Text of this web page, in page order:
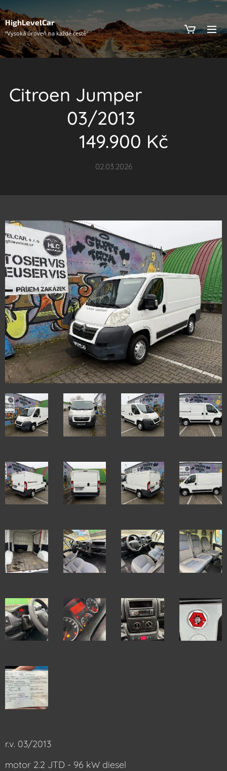
HighLevelCar
"Vysoká úroveň na každé cestě"
Citroen Jumper
03/2013
149.900 Kč
02.03.2026
r.v. 03/2013
motor 2.2 JTD - 96 kW diesel